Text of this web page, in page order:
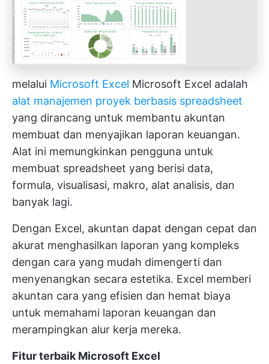
melalui Microsoft Excel Microsoft Excel adalah
alat manajemen proyek berbasis spreadsheet
yang dirancang untuk membantu akuntan
membuat dan menyajikan laporan keuangan.
Alat ini memungkinkan pengguna untuk
membuat spreadsheet yang berisi data,
formula, visualisasi, makro, alat analisis, dan
banyak lagi.
Dengan Excel, akuntan dapat dengan cepat dan
akurat menghasilkan laporan yang kompleks
dengan cara yang mudah dimengerti dan
menyenangkan secara estetika. Excel memberi
akuntan cara yang efisien dan hemat biaya
untuk memahami laporan keuangan dan
merampingkan alur kerja mereka.
Fitur terbaik Microsoft Excel